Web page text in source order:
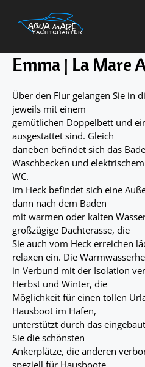
Inhalt
springen
Emma | La Mare
Über den Flur gelangen Sie in
jeweils mit einem
gemütlichen Doppelbett und
ausgestattet sind. Gleich
daneben befindet sich das
Waschbecken und elektrischem
WC.
Im Heck befindet sich eine
dann nach dem Baden
mit warmen oder kalten
großzügige Dachterasse, die
Sie auch vom Heck erreichen
relaxen ein. Die
in Verbund mit der Isolation
Herbst und Winter, die
Möglichkeit für einen tollen
Hausboot im Hafen,
unterstützt durch das
Sie die schönsten
Ankerplätze, die anderen